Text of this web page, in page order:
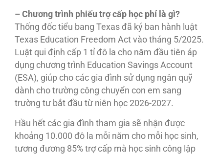
– Chương trình phiếu trợ cấp học phí là gì?
Thống đốc tiểu bang Texas đã ký ban hành luật
Texas Education Freedom Act vào tháng 5/2025.
Luật qui định cấp 1 tỉ đô la cho năm đầu tiên áp
dụng chương trình Education Savings Account
(ESA), giúp cho các gia đình sử dụng ngân quỹ
dành cho trường công chuyển con em sang
trường tư bắt đầu từ niên học 2026-2027.
Hầu hết các gia đình tham gia sẽ nhận được
khoảng 10.000 đô la mỗi năm cho mỗi học sinh,
tương đương 85% trợ cấp mà học sinh công lập